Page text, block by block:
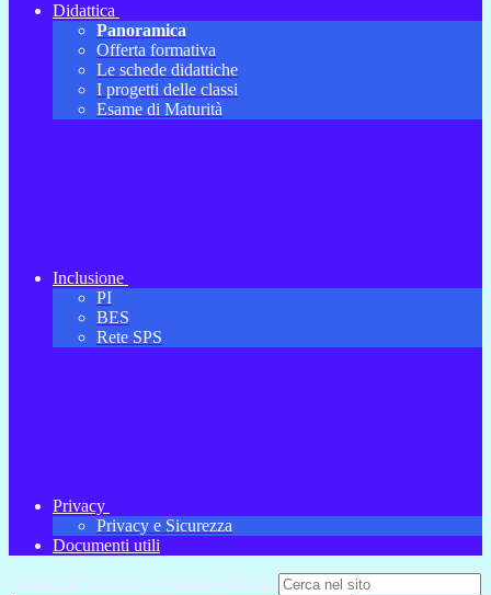
Didattica
Panoramica
Offerta formativa
Le schede didattiche
I progetti delle classi
Esame di Maturità
Inclusione
PI
BES
Rete SPS
Privacy
Privacy e Sicurezza
Documenti utili
Campo di ricerca per le pagine del sito